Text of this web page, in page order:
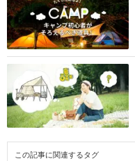
この記事に関連するタグ